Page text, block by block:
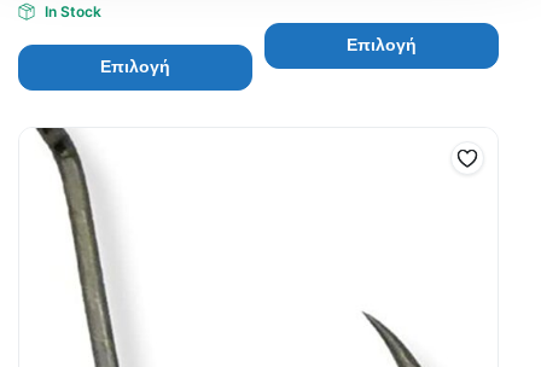
In Stock
Επιλογή
Επιλογή